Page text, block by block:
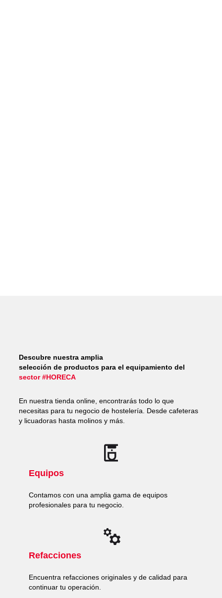
Descubre nuestra amplia
selección de productos para el equipamiento del
sector #HORECA
En nuestra tienda online, encontrarás todo lo que
necesitas para tu negocio de hostelería. Desde cafeteras
y licuadoras hasta molinos y más.
Equipos
Contamos con una amplia gama de equipos
profesionales para tu negocio.
Refacciones
Encuentra refacciones originales y de calidad para
continuar tu operación.